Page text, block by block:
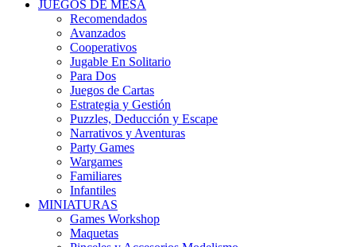
JUEGOS DE MESA
Recomendados
Avanzados
Cooperativos
Jugable En Solitario
Para Dos
Juegos de Cartas
Estrategia y Gestión
Puzzles, Deducción y Escape
Narrativos y Aventuras
Party Games
Wargames
Familiares
Infantiles
MINIATURAS
Games Workshop
Maquetas